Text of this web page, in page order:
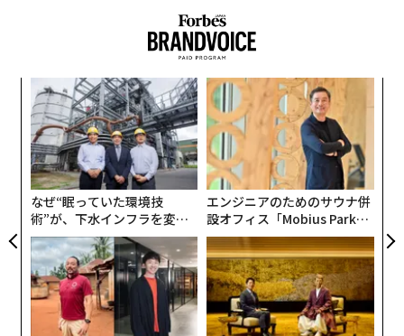
なぜ“眠っていた環境技
術”が、下水インフラを変え
たのか──産総研×月島JFE
アクアソリューションの10年
エンジニアのためのサウナ併
設オフィス「Mobius Park」
がオープン──タマディック
が健康経営を徹底する理由